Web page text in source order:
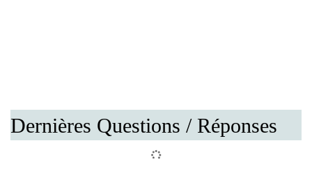
Dernières Questions / Réponses